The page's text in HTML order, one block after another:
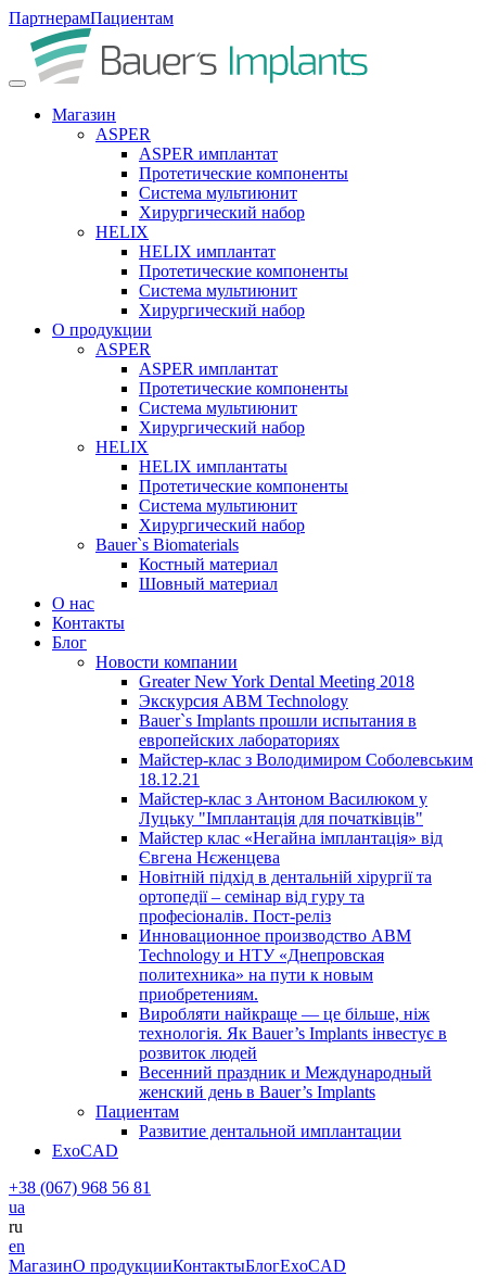
ПартнерамПациентам
Магазин
ASPER
ASPER имплантат
Протетические компоненты
Система мультиюнит
Хирургический набор
HELIX
HELIX имплантат
Протетические компоненты
Система мультиюнит
Хирургический набор
О продукции
ASPER
ASPER имплантат
Протетические компоненты
Система мультиюнит
Хирургический набор
HELIX
HELIX имплантаты
Протетические компоненты
Система мультиюнит
Хирургический набор
Bauer`s Biomaterials
Костный материал
Шовный материал
О нас
Контакты
Блог
Новости компании
Greater New York Dental Meeting 2018
Экскурсия ABM Technology
Bauer`s Implants прошли испытания в
европейских лабораториях
Майстер-клас з Володимиром Соболевським
18.12.21
Майстер-клас з Антоном Василюком у
Луцьку "Імплантація для початківців"
Майстер клас «Негайна імплантація» від
Євгена Нєженцева
Новітній підхід в дентальній хірургії та
ортопедії – семінар від гуру та
професіоналів. Пост-реліз
Инновационное производство ABM
Technology и НТУ «Днепровская
политехника» на пути к новым
приобретениям.
Виробляти найкраще — це більше, ніж
технологія. Як Bauer’s Implants інвестує в
розвиток людей
Весенний праздник и Международный
женский день в Bauer’s Implants
Пациентам
Развитие дентальной имплантации
ExoCAD
+38 (067) 968 56 81
ua
ru
en
МагазинО продукцииКонтактыБлогExoCAD